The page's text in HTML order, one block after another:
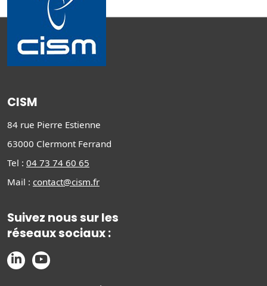
CISM
84 rue Pierre Estienne
63000 Clermont Ferrand
Tel : 04 73 74 60 65
Mail : contact@cism.fr
Suivez nous sur les
réseaux sociaux :